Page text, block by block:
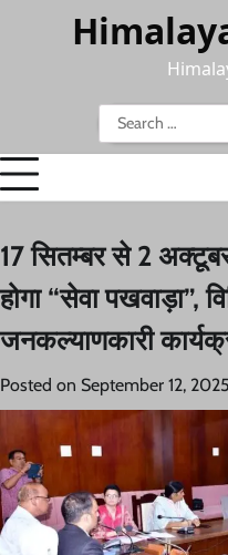
Search
for:
17 सितम्बर से 2
होगा “सेवा पखवाड़ा”,
जनकल्याणकारी
Posted on September 12, 2025